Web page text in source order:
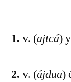
1. v. (ajtcá)
2. v. (ájdua)